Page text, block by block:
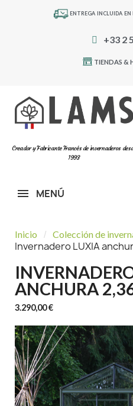
ENTREGA INCLUIDA EN
+33 2
TIENDAS &
Creador y Fabricante Francés de invernaderos
1993
MENÚ
Inicio Colección de
Invernadero LUXIA
ANCHURA
3.290,00 €